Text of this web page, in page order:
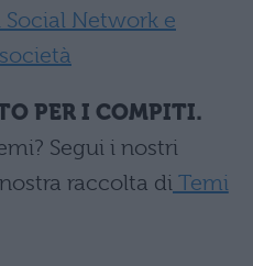
Social Network e
PER I COMPITI.
Segui i nostri
raccolta di Temi